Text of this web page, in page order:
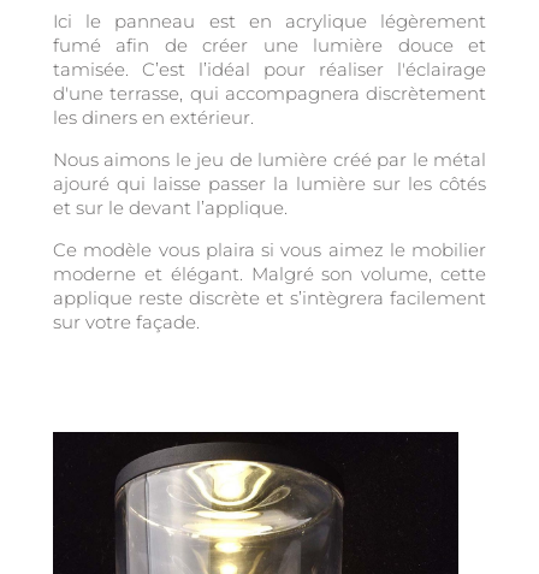
Ici le panneau est en acrylique légèrement
fumé afin de créer une lumière douce et
tamisée. C’est l’idéal pour réaliser l'éclairage
d'une terrasse, qui accompagnera discrètement
les diners en extérieur.
Nous aimons le jeu de lumière créé par le métal
ajouré qui laisse passer la lumière sur les côtés
et sur le devant l’applique.
Ce modèle vous plaira si vous aimez le mobilier
moderne et élégant. Malgré son volume, cette
applique reste discrète et s’intègrera facilement
sur votre façade.